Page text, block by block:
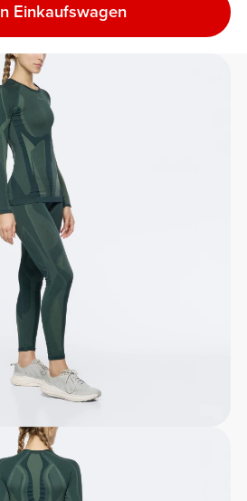
Einkaufswagen